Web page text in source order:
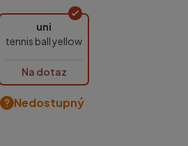
uni
tennis ball yellow
Na dotaz
Nedostupný